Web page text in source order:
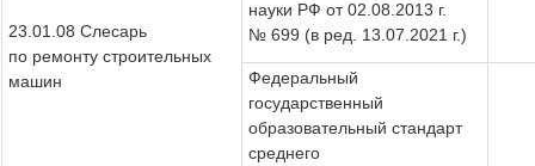
23.01.08 Слесарь
по ремонту строительных
машин
науки РФ от 02.08.2013 г.
№ 699 (в ред. 13.07.2021 г.)
Федеральный
государственный
образовательный стандарт
среднего